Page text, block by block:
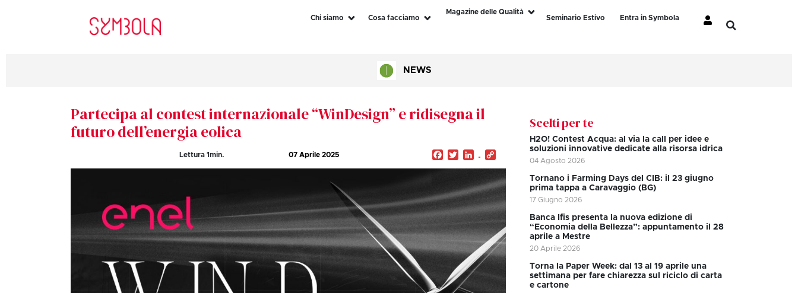
Chi siamo Cosa facciamo
Magazine delle Qualità
Seminario Estivo
Entra in Symbola
NEWS
Partecipa al contest internazionale “WinDesign” e ridisegna il
futuro dell’energia eolica
Lettura1min. 07 Aprile 2025 Facebook
TwitterLinkedIn
Scelti per te
H2O! Contest Acqua: al via la call per idee e
soluzioni innovative dedicate alla risorsa idrica
04 Agosto 2026
Tornano i Farming Days del CIB: il 23 giugno
prima tappa a Caravaggio (BG)
17 Giugno 2026
Banca Ifis presenta la nuova edizione di
“Economia della Bellezza”: appuntamento il 28
aprile a Mestre
20 Aprile 2026
Torna la Paper Week: dal 13 al 19 aprile una
settimana per fare chiarezza sul riciclo di carta
e cartone